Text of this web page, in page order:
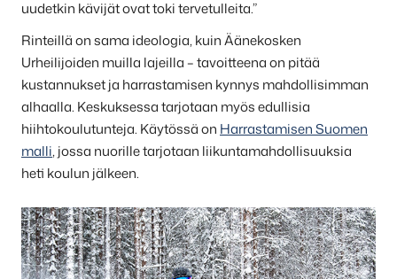
uudetkin kävijät ovat toki tervetulleita.”
Rinteillä on sama ideologia, kuin Äänekosken
Urheilijoiden muilla lajeilla – tavoitteena on pitää
kustannukset ja harrastamisen kynnys mahdollisimman
alhaalla. Keskuksessa tarjotaan myös edullisia
hiihtokoulutunteja. Käytössä on Harrastamisen Suomen
malli, jossa nuorille tarjotaan liikuntamahdollisuuksia
heti koulun jälkeen.